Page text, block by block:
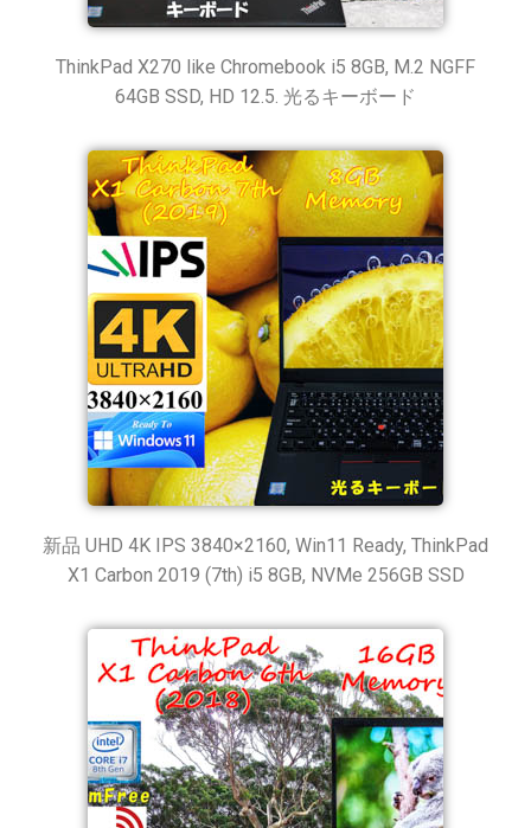
ThinkPad X270 like Chromebook i5 8GB, M.2 NGFF
64GB SSD, HD 12.5. 光るキーボード
新品 UHD 4K IPS 3840×2160, Win11 Ready, ThinkPad
X1 Carbon 2019 (7th) i5 8GB, NVMe 256GB SSD